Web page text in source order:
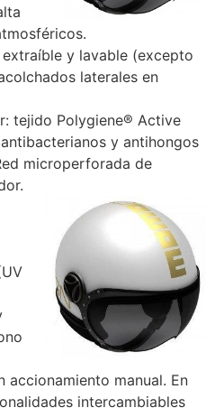
y lavable (excepto
laterales en
tejido Polygiene® Active
y antihongos
microperforada de
accionamiento manual. En
intercambiables